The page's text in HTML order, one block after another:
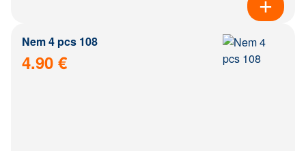
Nem 4 pcs 108
4.90 €